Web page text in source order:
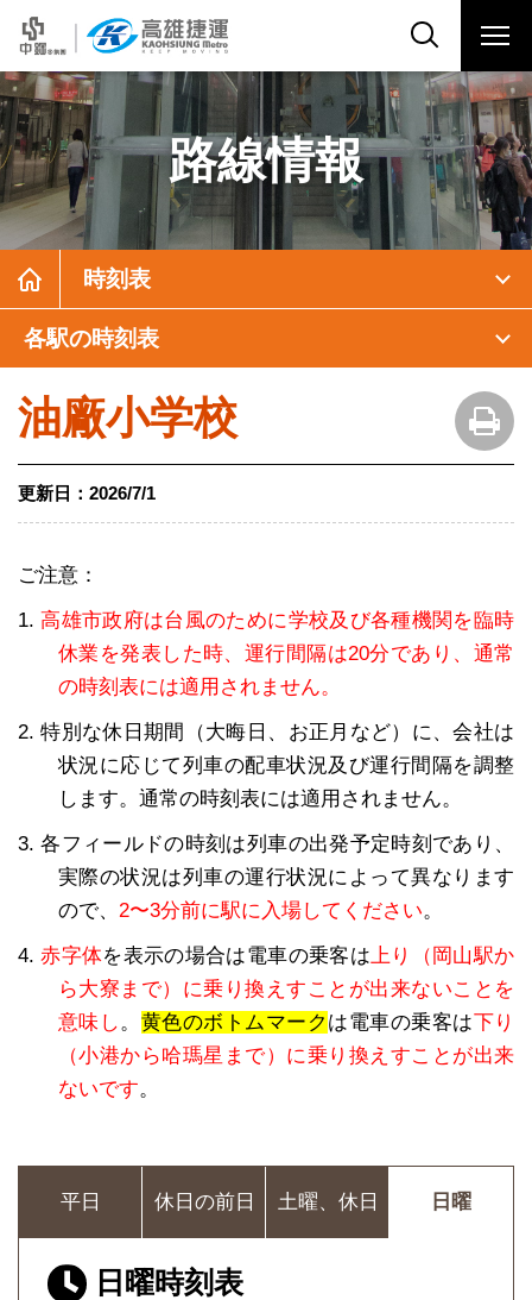
路線情報
時刻表
各駅の時刻表
油廠小学校
更新日： 2026/7/1
ご注意：
1.高雄市政府は台風のために学校及び各種機関を臨時
休業を発表した時、運行間隔は20分であり、通常
の時刻表には適用されません。
2. 特別な休日期間（大晦日、お正月など）に、会社は
状況に応じて列車の配車状況及び運行間隔を調整
します。通常の時刻表には適用されません。
3. 各フィールドの時刻は列車の出発予定時刻であり、
実際の状況は列車の運行状況によって異なります
ので、 2〜3分前に駅に入場してください。
4.赤字体を表示の場合は電車の乗客は上り（岡山駅か
ら大寮まで）に乗り換えすことが出来ないことを
意味し。 黄色のボトムマーク は電車の乗客は下り
（小港から哈瑪星まで）に乗り換えすことが出来
ないです。
平日 休日の前日 土曜、休日 日曜
日曜時刻表